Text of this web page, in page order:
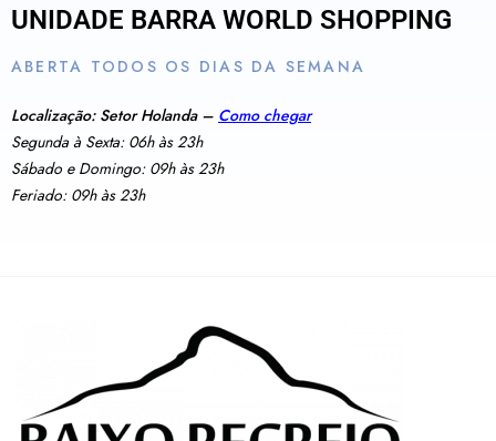
UNIDADE BARRA WORLD SHOPPING
ABERTA TODOS OS DIAS DA SEMANA
Localização: Setor Holanda – Como chegar
Segunda à Sexta: 06h às 23h
Sábado e Domingo: 09h às 23h
Feriado: 09h às 23h